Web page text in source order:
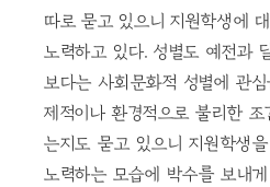
따로 묻고 있으니 지원학생에
노력하고 있다. 성별도 예전과
보다는 사회문화적 성별에 관
제적이나 환경적으로 불리한 조
는지도 묻고 있으니 지원학생
노력하는 모습에 박수를 보내